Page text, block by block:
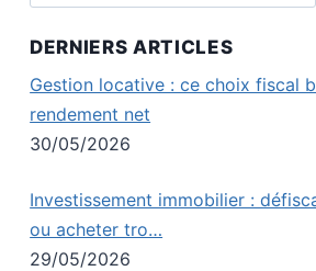
DERNIERS ARTICLES
Gestion locative : ce choix fiscal
rendement net
30/05/2026
Investissement immobilier :
ou acheter tro…
29/05/2026